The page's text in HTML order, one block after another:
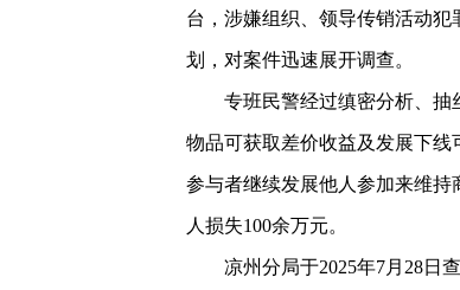
台，涉嫌组织、领导传销活动
划，对案件迅速展开调查。
专班民警经过缜密分析、
物品可获取差价收益及发展下
参与者继续发展他人参加来维持
人损失100余万元。
凉州分局于2025年7月28日